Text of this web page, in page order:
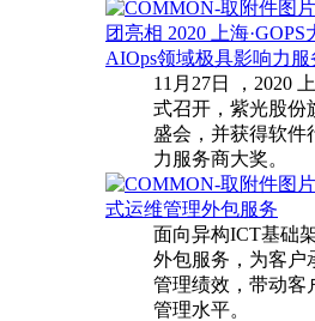
团亮相 2020 上海
AIOps领域极具影响力服
11月27日 ，2020
式召开，紫光股份
盛会，并获得软件
力服务商大奖。
式运维管理外包服务
面向异构ICT基础
外包服务，为客户
管理绩效，带动客
管理水平。